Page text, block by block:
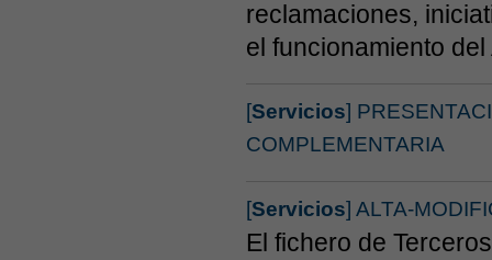
reclamaciones,
el funcionamiento
[Servicios]
COMPLEMENTARIA
[Servicios] ALTA-
El fichero de